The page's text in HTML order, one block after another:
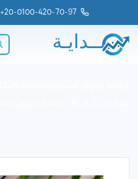
20-0100-420-70-97
+